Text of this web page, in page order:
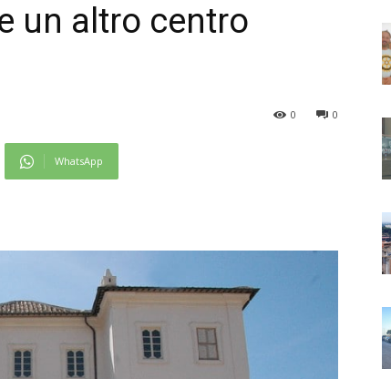
un altro centro
0
0
WhatsApp